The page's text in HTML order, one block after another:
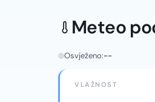
Meteo
Osvježeno:--
VLAŽNOST